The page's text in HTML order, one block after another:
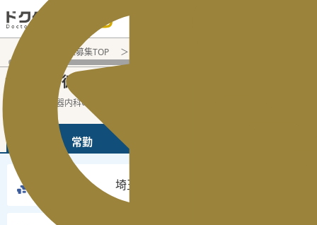
医師転職・求人募集TOP
埼玉県 の循環器内科
埼玉県の循環器内科の常勤の医師求人の検
常勤
埼玉県